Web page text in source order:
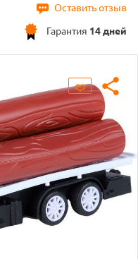
Оставить отзыв
Гарантия 14 дней